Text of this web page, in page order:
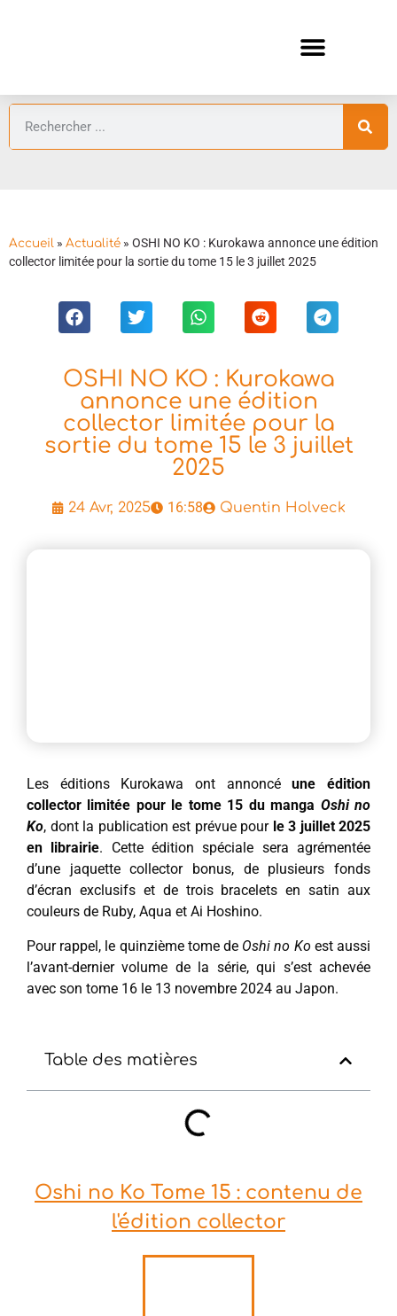
Accueil » Actualité » OSHI NO KO : Kurokawa annonce une édition
collector limitée pour la sortie du tome 15 le 3 juillet 2025
OSHI NO KO : Kurokawa
annonce une édition
collector limitée pour la
sortie du tome 15 le 3 juillet
2025
24 Avr, 2025 16:58 Quentin Holveck
Les éditions Kurokawa ont annoncéune édition
collector limitée pour le tome 15 du manga Oshi no
Ko, dont la publication est prévue pour le 3 juillet 2025
en librairie. Cette édition spéciale sera agrémentée
d’une jaquette collector bonus, de plusieurs fonds
d’écran exclusifs et de trois bracelets en satin aux
couleurs de Ruby, Aqua et Ai Hoshino.
Pour rappel, le quinzième tome de Oshi no Ko est aussi
l’avant-dernier volume de la série, qui s’est achevée
avec son tome 16 le 13 novembre 2024 au Japon.
Table des matières
Oshi no Ko Tome 15 : contenu de
l'édition collector